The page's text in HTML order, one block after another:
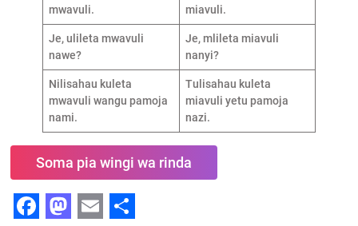
mwavuli.
miavuli.
Je, ulileta mwavuli
nawe?
Je, mlileta miavuli
nanyi?
Nilisahau kuleta
mwavuli wangu pamoja
nami.
Tulisahau kuleta
miavuli yetu pamoja
nazi.
Soma pia wingi wa rinda